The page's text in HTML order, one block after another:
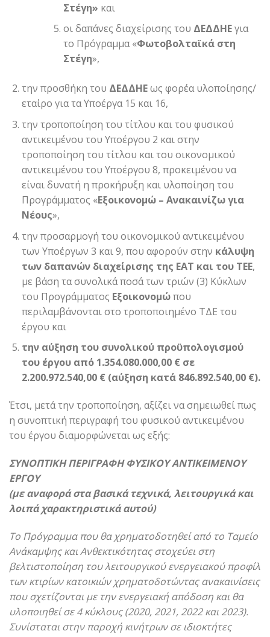
Στέγη» και
οι δαπάνες διαχείρισης του ΔΕΔΔΗΕγια
το Πρόγραμμα «Φωτοβολταϊκά στη
Στέγη»,
την προσθήκη του ΔΕΔΔΗΕως φορέα υλοποίησης/
εταίρο για τα Υποέργα 15 και 16,
την τροποποίηση του τίτλου και του φυσικού
αντικειμένου του Υποέργου 2 και στην
τροποποίηση του τίτλου και του οικονομικού
αντικειμένου του Υποέργου 8, προκειμένου να
είναι δυνατή η προκήρυξη και υλοποίηση του
Προγράμματος «Εξοικονομώ – Ανακαινίζω για
Νέους»,
την προσαρμογή του οικονομικού αντικειμένου
των Υποέργων 3 και 9, που αφορούν στην κάλυψη
των δαπανών διαχείρισης της ΕΑΤ και του ΤΕΕ,
με βάση τα συνολικά ποσά των τριών (3) Κύκλων
του Προγράμματος Εξοικονομώπου
περιλαμβάνονται στο τροποποιημένο ΤΔΕ του
έργου και
την αύξηση του συνολικού προϋπολογισμού
του έργου από 1.354.080.000,00 € σε
2.200.972.540,00 € (αύξηση κατά 846.892.540,00 €).
Έτσι, μετά την τροποποίηση, αξίζει να σημειωθεί πως
η συνοπτική περιγραφή του φυσικού αντικειμένου
του έργου διαμορφώνεται ως εξής:
ΣΥΝΟΠΤΙΚΗ ΠΕΡΙΓΡΑΦΗ ΦΥΣΙΚΟΥ ΑΝΤΙΚΕΙΜΕΝΟΥ
ΕΡΓΟΥ
(με αναφορά στα βασικά τεχνικά, λειτουργικά και
λοιπά χαρακτηριστικά αυτού)
Το Πρόγραμμα που θα χρηματοδοτηθεί από το Ταμείο
Ανάκαμψης και Ανθεκτικότητας στοχεύει στη
βελτιστοποίηση του λειτουργικού ενεργειακού προφίλ
των κτιρίων κατοικιών χρηματοδοτώντας ανακαινίσεις
που σχετίζονται με την ενεργειακή απόδοση και θα
υλοποιηθεί σε 4 κύκλους (2020, 2021, 2022 και 2023).
Συνίσταται στην παροχή κινήτρων σε ιδιοκτήτες